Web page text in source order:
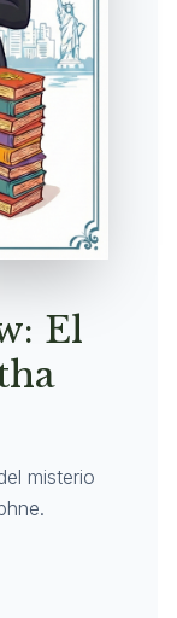
El
misterio